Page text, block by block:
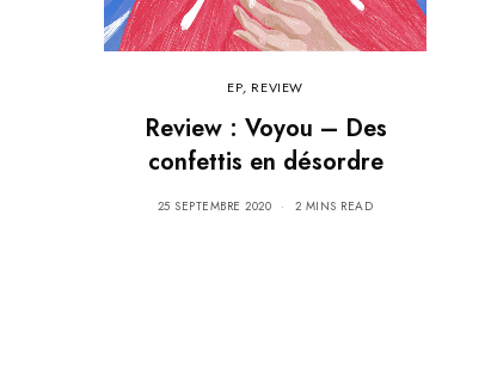
EP, REVIEW
Review : Voyou – Des
confettis en désordre
25 SEPTEMBRE 2020 2 MINS READ